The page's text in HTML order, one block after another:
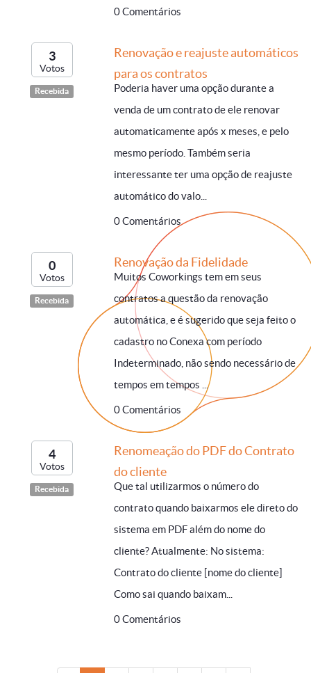
0 Comentários
3
Votos
Recebida
Renovação e reajuste automáticos
para os contratos
Poderia haver uma opção durante a
venda de um contrato de ele renovar
automaticamente após x meses, e pelo
mesmo período. Também seria
interessante ter uma opção de reajuste
automático do valo...
0 Comentários
0
Votos
Recebida
Renovação da Fidelidade
Muitos Coworkings tem em seus
contratos a questão da renovação
automática, e é sugerido que seja feito o
cadastro no Conexa com período
Indeterminado, não sendo necessário de
tempos em tempos ...
0 Comentários
4
Votos
Recebida
Renomeação do PDF do Contrato
do cliente
Que tal utilizarmos o número do
contrato quando baixarmos ele direto do
sistema em PDF além do nome do
cliente? Atualmente: No sistema:
Contrato do cliente [nome do cliente]
Como sai quando baixam...
0 Comentários